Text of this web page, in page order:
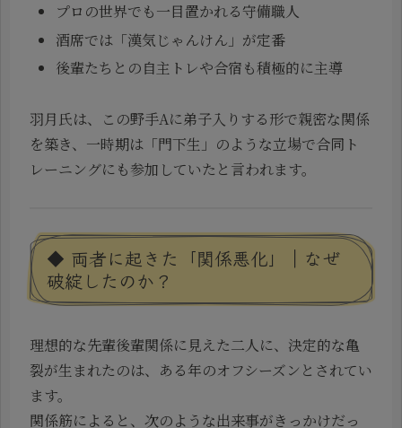
プロの世界でも一目置かれる守備職人
酒席では「漢気じゃんけん」が定番
後輩たちとの自主トレや合宿も積極的に主導
羽月氏は、この野手Aに弟子入りする形で親密な関係
を築き、一時期は「門下生」のような立場で合同ト
レーニングにも参加していたと言われます。
◆ 両者に起きた「関係悪化」｜なぜ
破綻したのか？
理想的な先輩後輩関係に見えた二人に、決定的な亀
裂が生まれたのは、ある年のオフシーズンとされてい
ます。
関係筋によると、次のような出来事がきっかけだっ